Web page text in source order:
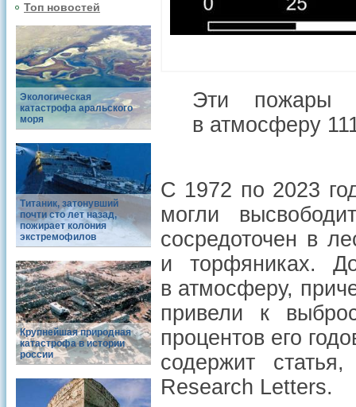
Топ новостей
Экологическая
катастрофа аральского
моря
Титаник, затонувший
почти сто лет назад,
пожирает колония
экстремофилов
Крупнейшая природная
катастрофа в истории
россии
Эти пожары
в атмосферу
С 1972 по 2023
могли
сосредоточен в
и торфяниках.
в атмосферу,
привели к
процентов его
содержит
Research Letters.